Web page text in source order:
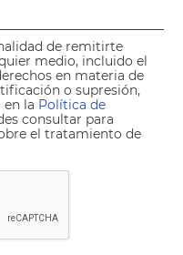
de remitirte
medio, incluido el
en materia de
o supresión,
la Política de
consultar para
el tratamiento de